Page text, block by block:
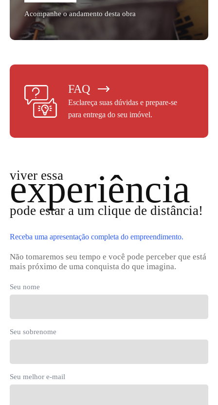
Acompanhe o andamento desta obra
FAQ
Esclareça suas dúvidas e prepare-se
para entrega do seu imóvel.
viver essa
experiência
pode estar a um clique de distância!
Receba uma apresentação completa do empreendimento.
Não tomaremos seu tempo e você pode perceber que está
mais próximo de uma conquista do que imagina.
Seu nome
Seu sobrenome
Seu melhor e-mail